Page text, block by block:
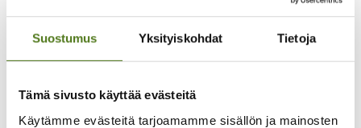
Suostumus Yksityiskohdat Tietoja
Tämä sivusto käyttää evästeitä
Käytämme evästeitä tarjoamamme sisällön ja mainosten
”Kursseilta on tullut matkan varrella ystäviä itselle
perhekurssin jälkeen näin: siellä saa olla juuri
sellainen, kun on. Ei tarvitse selittää, vaan kaikki
ymmärtää. Se sanaton yhteys lasten välillä.”
”Oli ihanaa jakaa samanlaisia tuntemuksia, tuntea